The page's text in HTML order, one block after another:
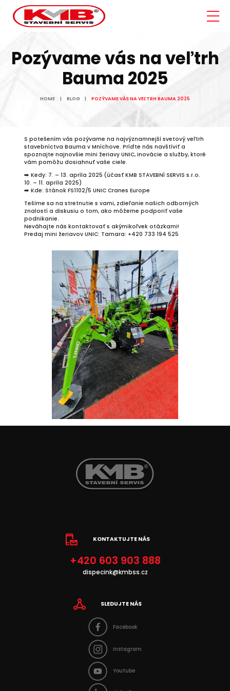
Pozývame vás na veľtrh
Bauma 2025
HOME BLOG POZÝVAME VÁS NA VEĽTRH BAUMA 2025
S potešením vás pozývame na najvýznamnejší svetový veľtrh
stavebníctva Bauma v Mníchove. Príďte nás navštíviť a
spoznajte najnovšie mini žeriavy UNIC, inovácie a služby, ktoré
vám pomôžu dosiahnuť vaše ciele.
➡️ Kedy: 7. – 13. apríla 2025 (účasť KMB STAVEBNÍ SERVIS s.r.o.
10. – 11. apríla 2025)
➡️ Kde: Stánok FS1102/5 UNIC Cranes Europe
Tešíme sa na stretnutie s vami, zdieľanie našich odborných
znalostí a diskusiu o tom, ako môžeme podporiť vaše
podnikanie.
Neváhajte nás kontaktovať s akýmikoľvek otázkami!
Predaj mini žeriavov UNIC: Tamara: +420 733 194 525
KONTAKTUJTE NÁS
+420 603 903 888
dispecink@kmbss.cz
SLEDUJTE NÁS
Facebook
Instagram
Youtube